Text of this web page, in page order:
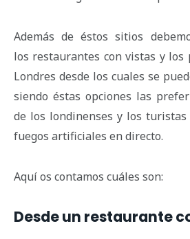
Además de éstos sitios
los restaurantes con vistas y los
Londres desde los cuales se
siendo éstas opciones las
de los londinenses y los
fuegos artificiales en directo.
Aquí os contamos cuáles son:
Desde un restaurante